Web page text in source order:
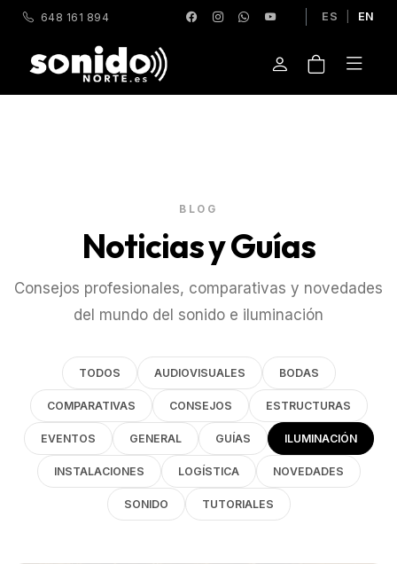
648 161 894 ES EN
BLOG
Noticias y Guías
Consejos profesionales, comparativas y novedades
del mundo del sonido e iluminación
TODOS AUDIOVISUALES BODAS
COMPARATIVAS CONSEJOS ESTRUCTURAS
EVENTOS GENERAL GUÍAS ILUMINACIÓN
INSTALACIONES LOGÍSTICA NOVEDADES
SONIDO TUTORIALES